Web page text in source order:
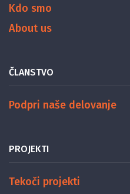
Kdo smo
About us
ČLANSTVO
Podpri naše delovanje
PROJEKTI
Tekoči projekti